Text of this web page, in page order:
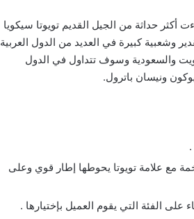
والتي جاءت أكثر حداثة من الجيل القديم تويوتا سيكويا
وشعبية كبيرة في العديد من الدول العربية
والسعودية وسوف تتداول في الدول
ونيسان باترول.
مع علامة تويوتا يحوطها إطار قوي وعلى